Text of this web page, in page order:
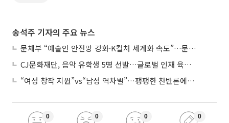
송석주 기자의 주요 뉴스
문체부 “예술인 안전망 강화·K컬처 세계화 속도”…문화강국 청사진 제시
CJ문화재단, 음악 유학생 5명 선발…글로벌 인재 육성 지원
“여성 창작 지원”vs“남성 역차별”…팽팽한 찬반론에 심사위원도 고심
0 0 0 0